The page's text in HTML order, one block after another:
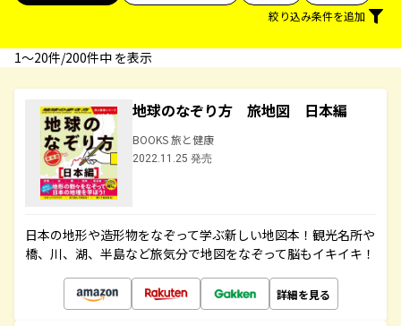
絞り込み条件を追加
1〜20件/200件中 を表示
地球のなぞり方 旅地図 日本編
BOOKS 旅と健康
2022.11.25 発売
日本の地形や造形物をなぞって学ぶ新しい地図本！観光名所や
橋、川、湖、半島など旅気分で地図をなぞって脳もイキイキ！
詳細を見る